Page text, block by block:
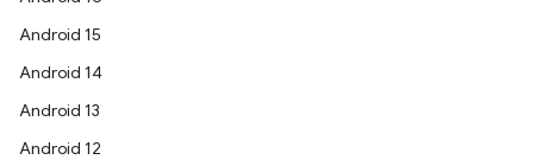
Android 15
Android 14
Android 13
Android 12